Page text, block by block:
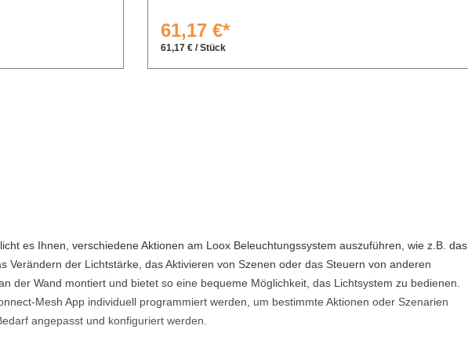
61,17 €*
61,17 € / Stück
es Ihnen, verschiedene Aktionen am Loox Beleuchtungssystem auszuführen, wie z.B. das
Verändern der Lichtstärke, das Aktivieren von Szenen oder das Steuern von anderen
der Wand montiert und bietet so eine bequeme Möglichkeit, das Lichtsystem zu bedienen.
Mesh App individuell programmiert werden, um bestimmte Aktionen oder Szenarien
angepasst und konfiguriert werden.